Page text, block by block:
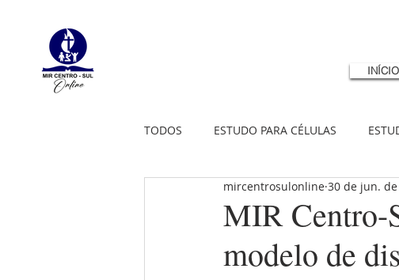
INÍCIO
TODOS ESTUDO PARA CÉLULAS
MIR Centro-
modelo de
mircentrosulonline 30 de jun.